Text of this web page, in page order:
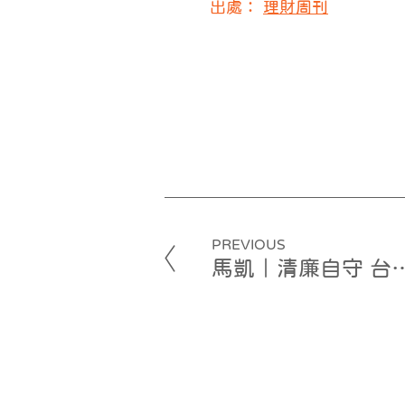
出處： 理財周刊
PREVIOUS
馬凱｜清廉自